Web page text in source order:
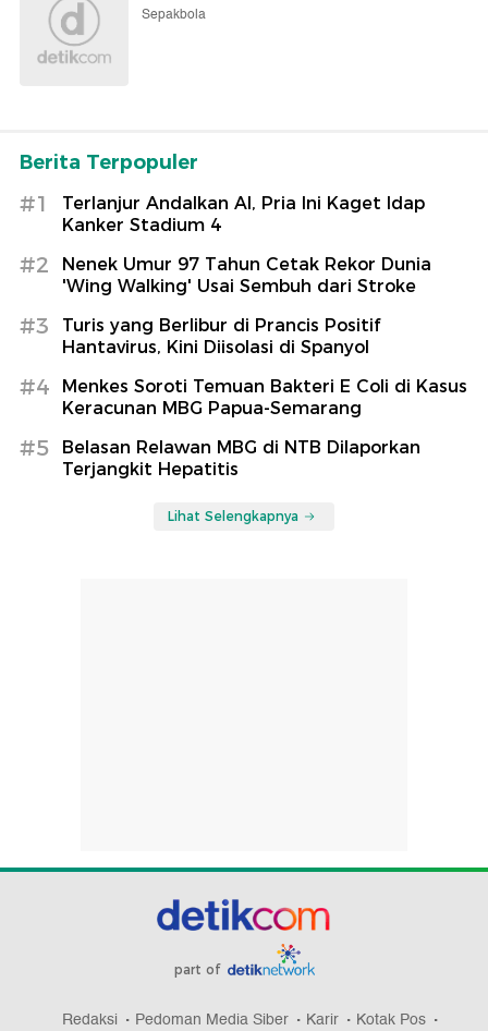
Sepakbola
Berita Terpopuler
#1
Terlanjur Andalkan AI, Pria Ini Kaget Idap
Kanker Stadium 4
#2
Nenek Umur 97 Tahun Cetak Rekor Dunia
'Wing Walking' Usai Sembuh dari Stroke
#3
Turis yang Berlibur di Prancis Positif
Hantavirus, Kini Diisolasi di Spanyol
#4
Menkes Soroti Temuan Bakteri E Coli di Kasus
Keracunan MBG Papua-Semarang
#5
Belasan Relawan MBG di NTB Dilaporkan
Terjangkit Hepatitis
Lihat Selengkapnya
part of
Redaksi Pedoman Media Siber Karir Kotak Pos